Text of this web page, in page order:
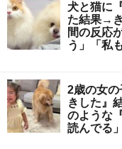
犬と猫に
た結果→
間の反応
う」「私
2歳の女
きした』
のような
読んでる」